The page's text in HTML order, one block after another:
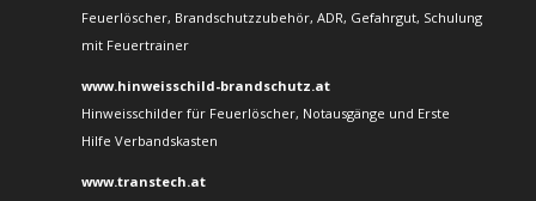
Feuerlöscher, Brandschutzzubehör, ADR, Gefahrgut, Schulung
mit Feuertrainer
www.hinweisschild-brandschutz.at
Hinweisschilder für Feuerlöscher, Notausgänge und Erste
Hilfe Verbandskasten
www.transtech.at